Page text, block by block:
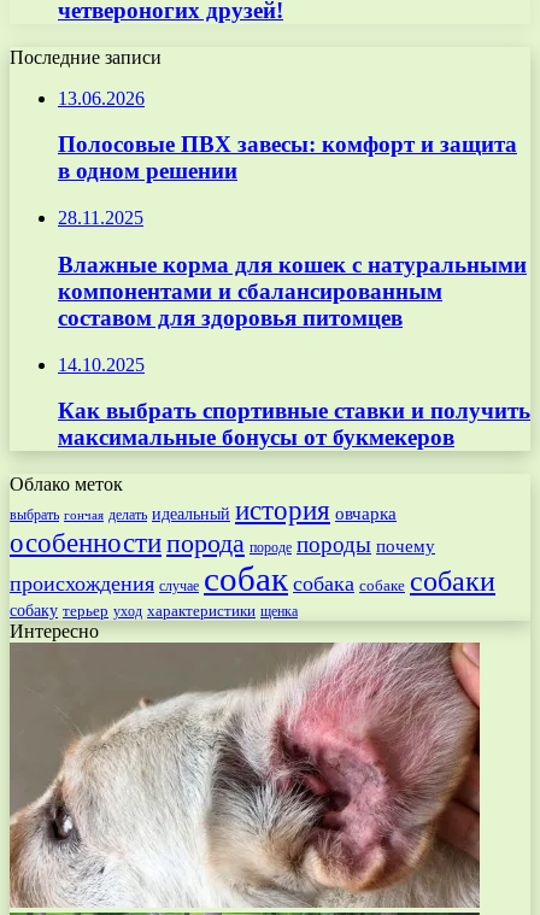
четвероногих друзей!
Последние записи
13.06.2026
Полосовые ПВХ завесы: комфорт и защита
в одном решении
28.11.2025
Влажные корма для кошек с натуральными
компонентами и сбалансированным
составом для здоровья питомцев
14.10.2025
Как выбрать спортивные ставки и получить
максимальные бонусы от букмекеров
Облако меток
выбрать гончая делать идеальный история овчарка
особенностипорода породе породы почему
происхождения случае собак собака собаке собаки
собаку терьер уход характеристики щенка
Интересно